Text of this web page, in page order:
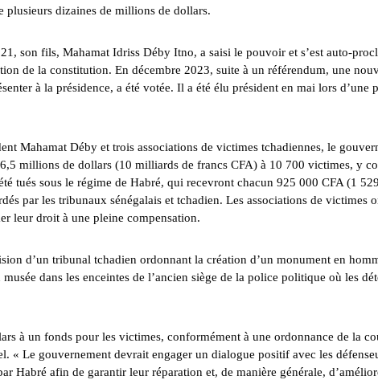
plusieurs dizaines de millions de dollars.
son fils, Mahamat Idriss Déby Itno, a saisi le pouvoir et s’est auto-
de la constitution. En décembre 2023, suite à un référendum, une
à la présidence, a été votée. Il a été élu président en mai lors d’une
Mahamat Déby et trois associations de victimes tchadiennes, le
millions de dollars (10 milliards de francs CFA) à 10 700 victimes, y
tués sous le régime de Habré, qui recevront chacun 925 000 CFA (1
par les tribunaux sénégalais et tchadien. Les associations de victimes
leur droit à une pleine compensation.
d’un tribunal tchadien ordonnant la création d’un monument en
dans les enceintes de l’ancien siège de la police politique où les
à un fonds pour les victimes, conformément à une ordonnance de la
« Le gouvernement devrait engager un dialogue positif avec les
Habré afin de garantir leur réparation et, de manière générale,